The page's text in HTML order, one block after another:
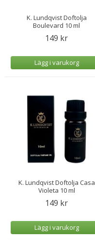
K. Lundqvist Doftolja
Boulevard 10 ml
149 kr
Lägg i varukorg
K. Lundqvist Doftolja Casa
Violeta 10 ml
149 kr
Lägg i varukorg